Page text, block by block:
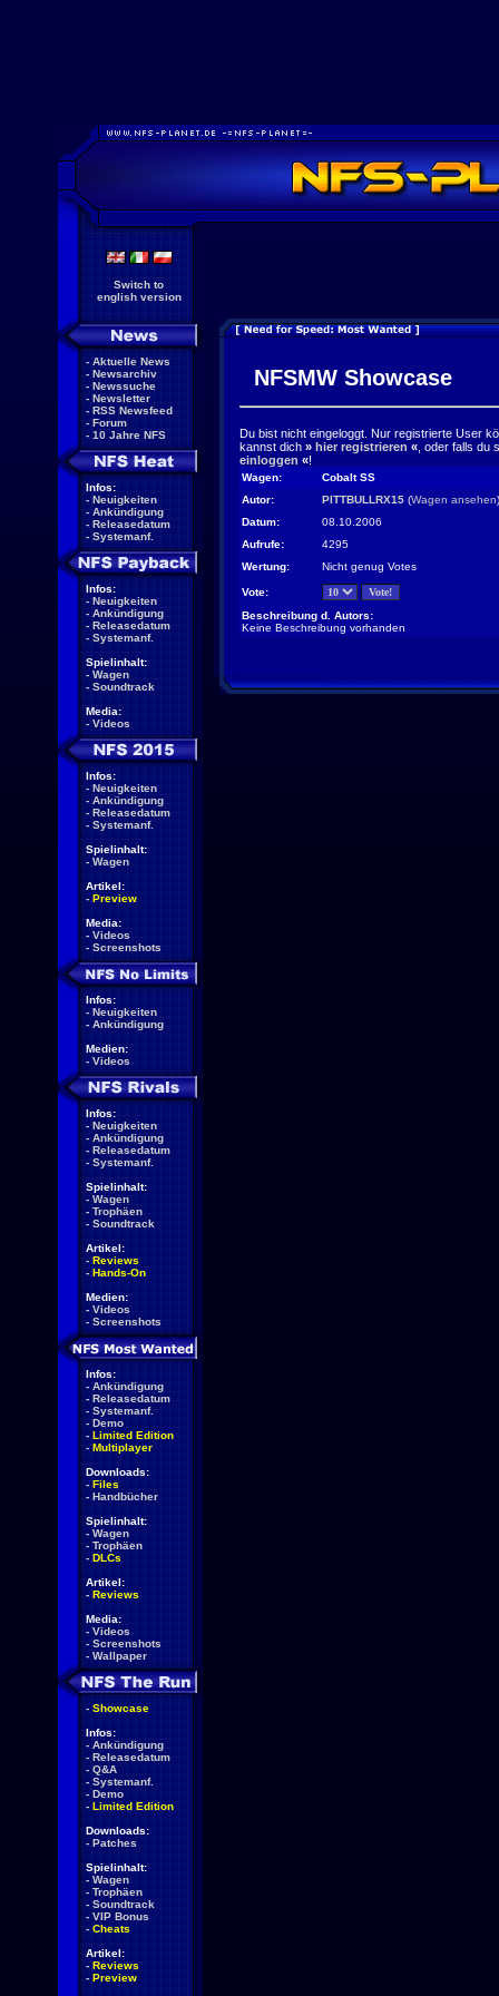
Switch to
english version
- Aktuelle News
- Newsarchiv
- Newssuche
- Newsletter
- RSS Newsfeed
- Forum
- 10 Jahre NFS
Infos:
- Neuigkeiten
- Ankündigung
- Releasedatum
- Systemanf.
Infos:
- Neuigkeiten
- Ankündigung
- Releasedatum
- Systemanf.
Spielinhalt:
- Wagen
- Soundtrack
Media:
- Videos
Infos:
- Neuigkeiten
- Ankündigung
- Releasedatum
- Systemanf.
Spielinhalt:
- Wagen
Artikel:
- Preview
Media:
- Videos
- Screenshots
Infos:
- Neuigkeiten
- Ankündigung
Medien:
- Videos
Infos:
- Neuigkeiten
- Ankündigung
- Releasedatum
- Systemanf.
Spielinhalt:
- Wagen
- Trophäen
- Soundtrack
Artikel:
- Reviews
- Hands-On
Medien:
- Videos
- Screenshots
Infos:
- Ankündigung
- Releasedatum
- Systemanf.
- Demo
- Limited Edition
- Multiplayer
Downloads:
- Files
- Handbücher
Spielinhalt:
- Wagen
- Trophäen
- DLCs
Artikel:
- Reviews
Media:
- Videos
- Screenshots
- Wallpaper
- Showcase
Infos:
- Ankündigung
- Releasedatum
- Q&A
- Systemanf.
- Demo
- Limited Edition
Downloads:
- Patches
Spielinhalt:
- Wagen
- Trophäen
- Soundtrack
- VIP Bonus
- Cheats
Artikel:
- Reviews
- Preview
NFSMW Showcase
Du bist nicht eingeloggt. Nur registrierte User
kannst dich » hier registrieren « , oder falls
einloggen «!
Wagen:
Cobalt SS
Autor:
PITTBULLRX15 (Wagen ansehen)
Datum:
08.10.2006
Aufrufe:
4295
Wertung:
Nicht genug Votes
Vote:
Beschreibung d. Autors:
Keine Beschreibung vorhanden